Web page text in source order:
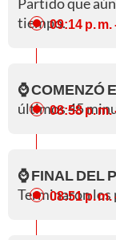
tiempo.09:14 p. m.
⌚ COMENZÓ
últimos 45
08:58 p. m.
⌚ FINAL DEL
Terminaron
08:51 p. m.